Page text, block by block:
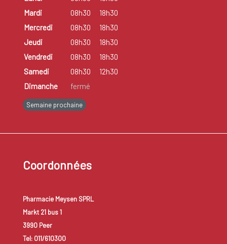
Mardi
08h30
18h30
Mercredi
08h30
18h30
Jeudi
08h30
18h30
Vendredi
08h30
18h30
Samedi
08h30
12h30
Dimanche
fermé
Semaine prochaine
Coordonnées
Pharmacie Meysen SPRL
Markt 21 bus 1
3990 Peer
Tel: 011/610300